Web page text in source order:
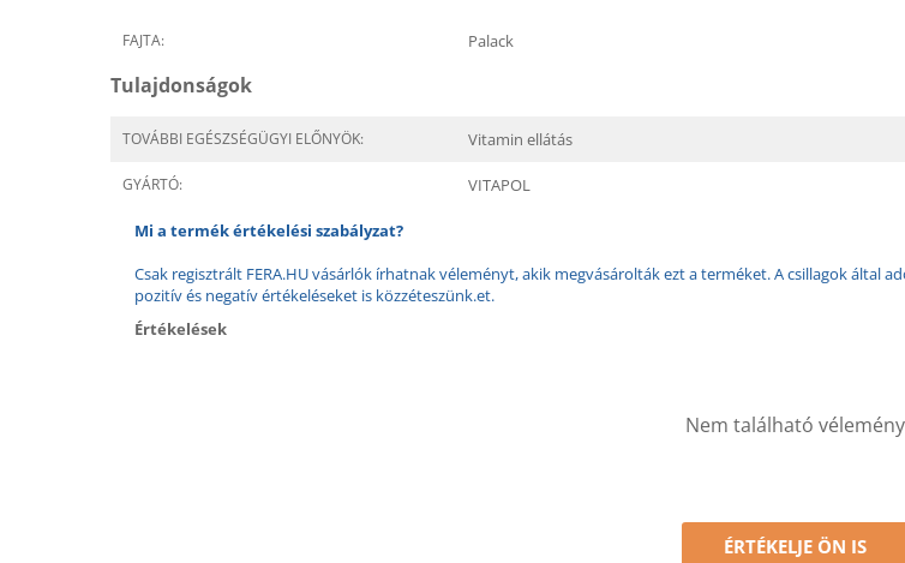
FAJTA: Palack
Tulajdonságok
TOVÁBBI EGÉSZSÉGÜGYI ELŐNYÖK: Vitamin ellátás
GYÁRTÓ: VITAPOL
Mi a termék értékelési szabályzat?
Csak regisztrált FERA.HU vásárlók írhatnak véleményt, akik megvásárolták ezt a terméket. A csillagok által
pozitív és negatív értékeléseket is közzéteszünk.et.
Értékelések
Nem található vélemény
ÉRTÉKELJE ÖN IS